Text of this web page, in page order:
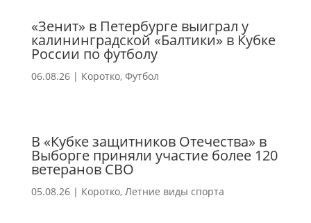
«Зенит» в Петербурге выиграл у
калининградской «Балтики» в Кубке
России по футболу
06.08.26| Коротко, Футбол
В «Кубке защитников Отечества» в
Выборге приняли участие более 120
ветеранов СВО
05.08.26| Коротко, Летние виды спорта